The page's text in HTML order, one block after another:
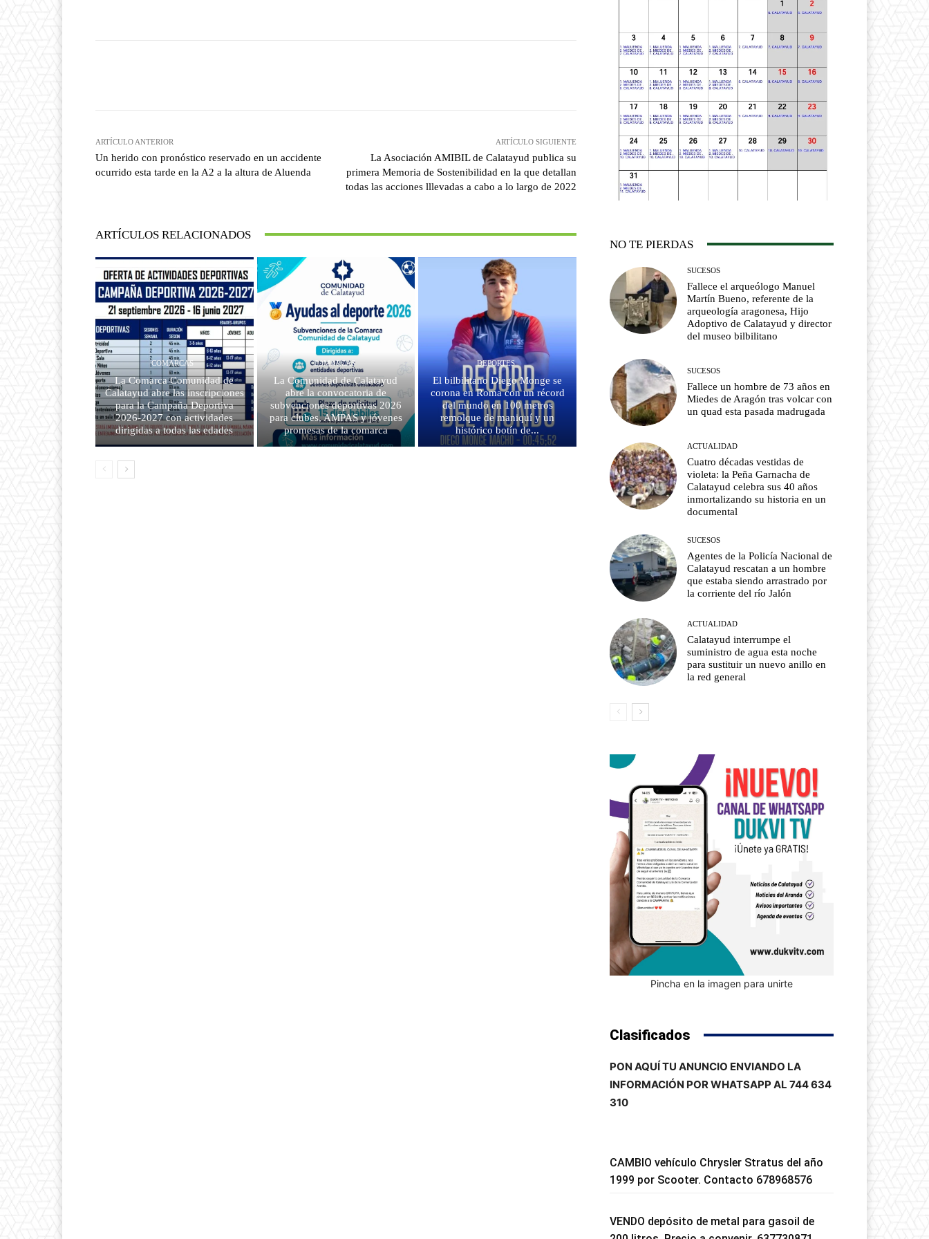
ARTÍCULO ANTERIOR
Un herido con pronóstico reservado en un accidente
ocurrido esta tarde en la A2 a la altura de Aluenda
ARTÍCULO SIGUIENTE
La Asociación AMIBIL de Calatayud publica su
primera Memoria de Sostenibilidad en la que detallan
todas las acciones lllevadas a cabo a lo largo de 2022
ARTÍCULOS RELACIONADOS
COMARCAS
La Comarca Comunidad de
Calatayud abre las inscripciones
para la Campaña Deportiva
2026-2027 con actividades
dirigidas a todas las edades
COMARCAS
La Comunidad de Calatayud
abre la convocatoria de
subvenciones deportivas 2026
para clubes, AMPAS y jóvenes
promesas de la comarca
DEPORTES
El bilbilitano Diego Monge se
corona en Roma con un récord
del mundo en 100 metros
remolque de maniquí y un
histórico botín de...
NO TE PIERDAS
SUCESOS
Fallece el arqueólogo Manuel
Martín Bueno, referente de la
arqueología aragonesa, Hijo
Adoptivo de Calatayud y director
del museo bilbilitano
SUCESOS
Fallece un hombre de 73 años en
Miedes de Aragón tras volcar con
un quad esta pasada madrugada
ACTUALIDAD
Cuatro décadas vestidas de
violeta: la Peña Garnacha de
Calatayud celebra sus 40 años
inmortalizando su historia en un
documental
SUCESOS
Agentes de la Policía Nacional de
Calatayud rescatan a un hombre
que estaba siendo arrastrado por
la corriente del río Jalón
ACTUALIDAD
Calatayud interrumpe el
suministro de agua esta noche
para sustituir un nuevo anillo en
la red general
Pincha en la imagen para unirte
Clasificados
PON AQUÍ TU ANUNCIO ENVIANDO LA
INFORMACIÓN POR WHATSAPP AL 744 634
310
CAMBIO vehículo Chrysler Stratus del año
1999 por Scooter. Contacto 678968576
VENDO depósito de metal para gasoil de